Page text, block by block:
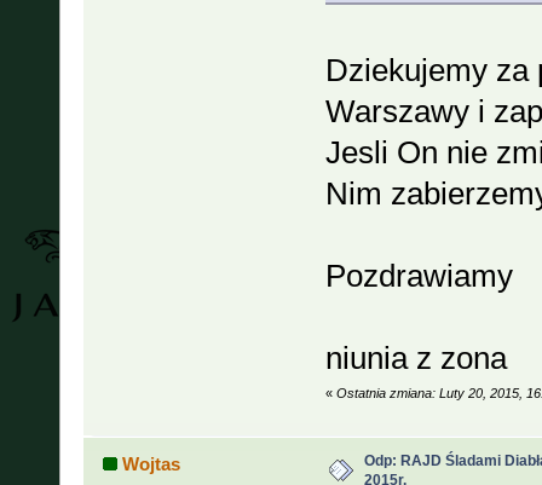
Dziekujemy za
Warszawy i
Jesli On nie
Nim
Pozdrawiamy
niunia z zona
« Ostatnia zmiana: Luty 20, 2015,
Wojtas
Odp: RAJD Śladami
2015r.